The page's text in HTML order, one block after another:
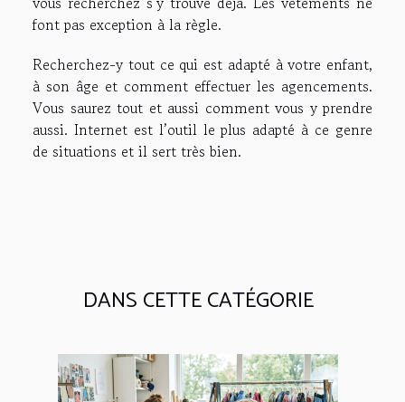
font pas exception à la règle.
Recherchez-y tout ce qui est adapté à votre enfant,
à son âge et comment effectuer les agencements.
Vous saurez tout et aussi comment vous y prendre
aussi. Internet est l’outil le plus adapté à ce genre
de situations et il sert très bien.
DANS CETTE CATÉGORIE